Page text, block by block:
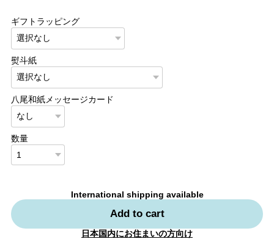
ギフトラッピング
熨斗紙
八尾和紙メッセージカード
数量
International shipping available
Add to cart
日本国内にお住まいの方向け